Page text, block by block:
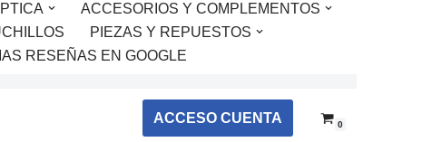
ACCESORIOS Y COMPLEMENTOS
PIEZAS Y REPUESTOS
RESEÑAS EN GOOGLE
ACCESO CUENTA 0